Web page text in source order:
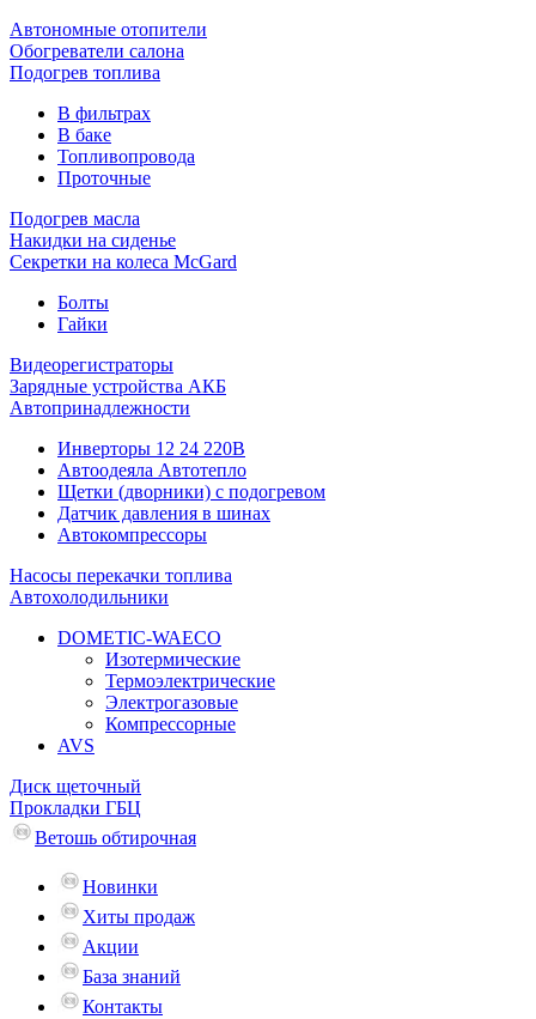
Автономные отопители
Обогреватели салона
Подогрев топлива
В фильтрах
В баке
Топливопровода
Проточные
Подогрев масла
Накидки на сиденье
Секретки на колеса McGard
Болты
Гайки
Видеорегистраторы
Зарядные устройства АКБ
Автопринадлежности
Инверторы 12 24 220В
Автоодеяла Автотепло
Щетки (дворники) с подогревом
Датчик давления в шинах
Автокомпрессоры
Насосы перекачки топлива
Автохолодильники
DOMETIC-WAECO
Изотермические
Термоэлектрические
Электрогазовые
Компрессорные
AVS
Диск щеточный
Прокладки ГБЦ
Ветошь обтирочная
Новинки
Хиты продаж
Акции
База знаний
Контакты